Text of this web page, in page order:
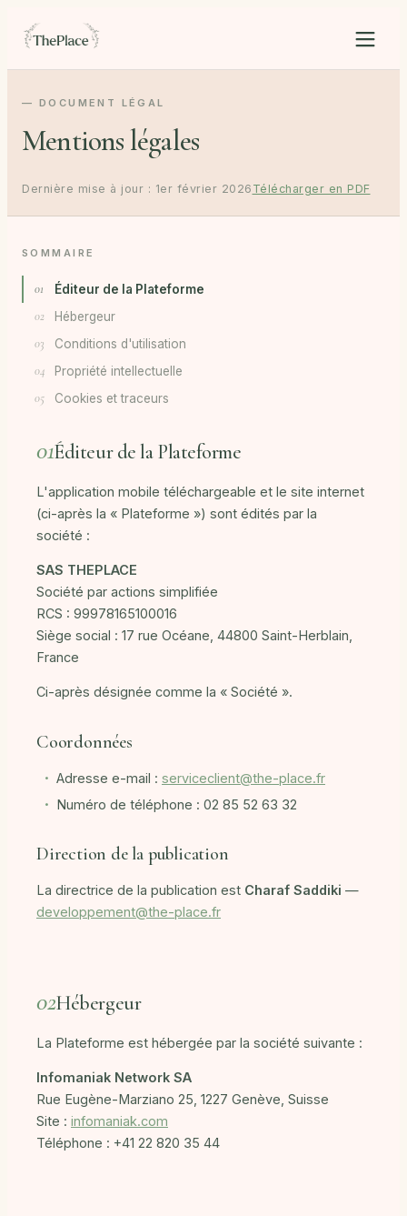
— DOCUMENT LÉGAL
Mentions légales
Dernière mise à jour : 1er février 2026 Télécharger en PDF
SOMMAIRE
01
Éditeur de la Plateforme
02
Hébergeur
03
Conditions d'utilisation
04
Propriété intellectuelle
05
Cookies et traceurs
01Éditeur de la Plateforme
L'application mobile téléchargeable et le site internet
(ci-après la « Plateforme ») sont édités par la
société :
SAS THEPLACE
Société par actions simplifiée
RCS : 99978165100016
Siège social : 17 rue Océane, 44800 Saint-Herblain,
France
Ci-après désignée comme la « Société ».
Coordonnées
Adresse e-mail : serviceclient@the-place.fr
Numéro de téléphone : 02 85 52 63 32
Direction de la publication
La directrice de la publication est Charaf Saddiki —
developpement@the-place.fr
02Hébergeur
La Plateforme est hébergée par la société suivante :
Infomaniak Network SA
Rue Eugène-Marziano 25, 1227 Genève, Suisse
Site : infomaniak.com
Téléphone : +41 22 820 35 44